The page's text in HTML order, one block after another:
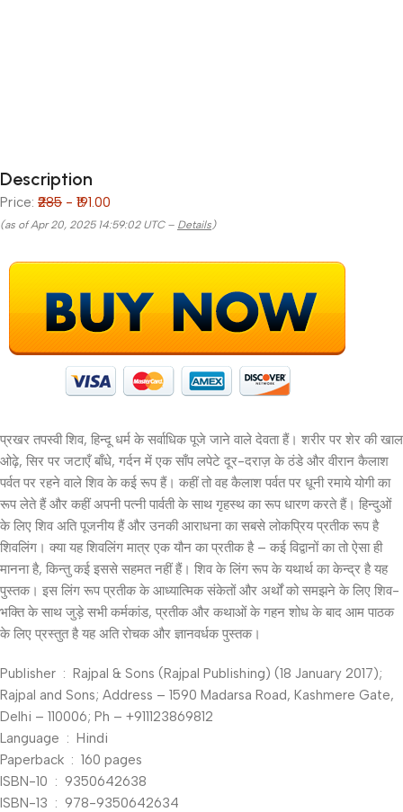
Description
Price: ₹285 - ₹191.00
(as of Apr 20, 2025 14:59:02 UTC – Details )
प्रखर तपस्वी शिव, हिन्दू धर्म के सर्वाधिक पूजे जाने वाले देवता हैं। शरीर पर शेर की खाल
ओढ़े, सिर पर जटाएँ बाँधे, गर्दन में एक साँप लपेटे दूर-दराज़ के ठंडे और वीरान कैलाश
पर्वत पर रहने वाले शिव के कई रूप हैं। कहीं तो वह कैलाश पर्वत पर धूनी रमाये योगी का
रूप लेते हैं और कहीं अपनी पत्नी पार्वती के साथ गृहस्थ का रूप धारण करते हैं। हिन्दुओं
के लिए शिव अति पूजनीय हैं और उनकी आराधना का सबसे लोकप्रिय प्रतीक रूप है
शिवलिंग। क्या यह शिवलिंग मात्र एक यौन का प्रतीक है – कई विद्वानों का तो ऐसा ही
मानना है, किन्तु कई इससे सहमत नहीं हैं। शिव के लिंग रूप के यथार्थ का केन्द्र है यह
पुस्तक। इस लिंग रूप प्रतीक के आध्यात्मिक संकेतों और अर्थों को समझने के लिए शिव-
भक्ति के साथ जुड़े सभी कर्मकांड, प्रतीक और कथाओं के गहन शोध के बाद आम पाठक
के लिए प्रस्तुत है यह अति रोचक और ज्ञानवर्धक पुस्तक।
Publisher ‏ : ‎ Rajpal & Sons (Rajpal Publishing) (18 January 2017);
Rajpal and Sons; Address – 1590 Madarsa Road, Kashmere Gate,
Delhi – 110006; Ph – +911123869812
Language ‏ : ‎ Hindi
Paperback ‏ : ‎ 160 pages
ISBN-10 ‏ : ‎ 9350642638
ISBN-13 ‏ : ‎ 978-9350642634